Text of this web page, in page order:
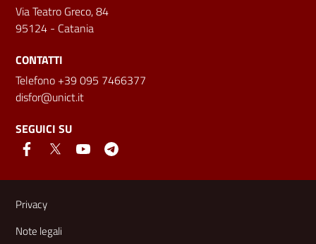
Via Teatro Greco, 84
95124 - Catania
CONTATTI
Telefono +39 095 7466377
disfor@unict.it
SEGUICI SU
Link e informazioni utili
Privacy
Note legali